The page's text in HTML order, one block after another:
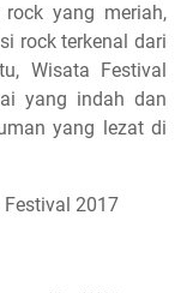
yang meriah,
rock terkenal dari
Wisata Festival
yang indah dan
yang lezat di